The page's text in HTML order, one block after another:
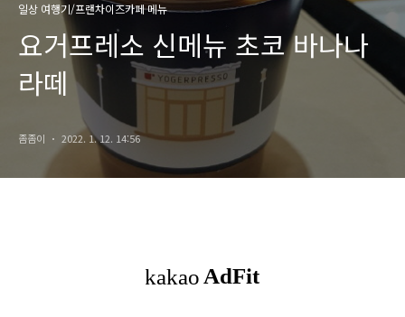
일상 여행기/프랜차이즈카페 메뉴
요거프레소 신메뉴 초코 바나나
라떼
좀좀이 2022. 1. 12. 14:56